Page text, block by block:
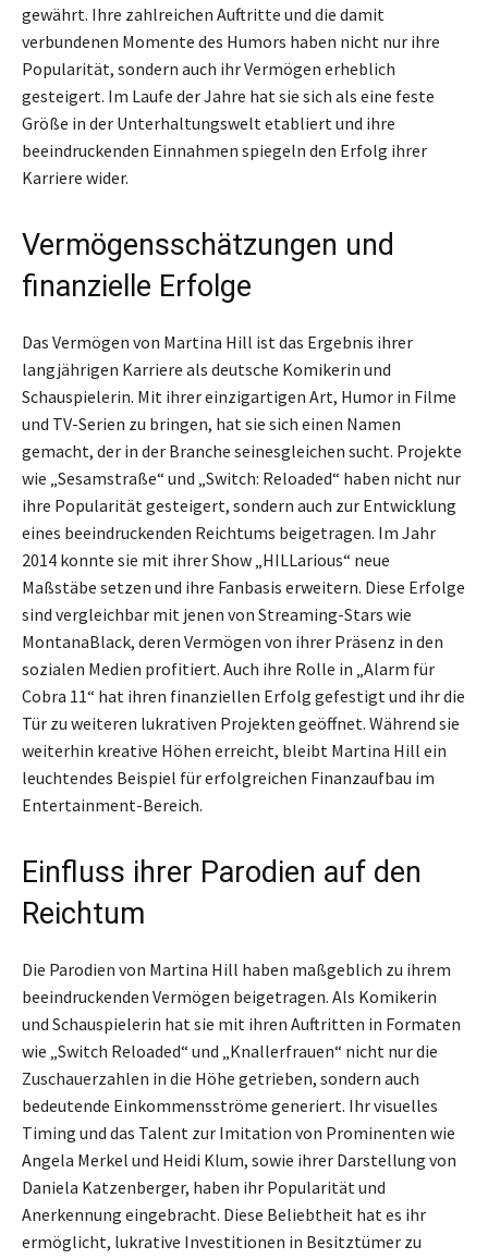
gewährt. Ihre zahlreichen Auftritte und die damit
verbundenen Momente des Humors haben nicht nur ihre
Popularität, sondern auch ihr Vermögen erheblich
gesteigert. Im Laufe der Jahre hat sie sich als eine feste
Größe in der Unterhaltungswelt etabliert und ihre
beeindruckenden Einnahmen spiegeln den Erfolg ihrer
Karriere wider.
Vermögensschätzungen und
finanzielle Erfolge
Das Vermögen von Martina Hill ist das Ergebnis ihrer
langjährigen Karriere als deutsche Komikerin und
Schauspielerin. Mit ihrer einzigartigen Art, Humor in Filme
und TV-Serien zu bringen, hat sie sich einen Namen
gemacht, der in der Branche seinesgleichen sucht. Projekte
wie „Sesamstraße“ und „Switch: Reloaded“ haben nicht nur
ihre Popularität gesteigert, sondern auch zur Entwicklung
eines beeindruckenden Reichtums beigetragen. Im Jahr
2014 konnte sie mit ihrer Show „HILLarious“ neue
Maßstäbe setzen und ihre Fanbasis erweitern. Diese Erfolge
sind vergleichbar mit jenen von Streaming-Stars wie
MontanaBlack, deren Vermögen von ihrer Präsenz in den
sozialen Medien profitiert. Auch ihre Rolle in „Alarm für
Cobra 11“ hat ihren finanziellen Erfolg gefestigt und ihr die
Tür zu weiteren lukrativen Projekten geöffnet. Während sie
weiterhin kreative Höhen erreicht, bleibt Martina Hill ein
leuchtendes Beispiel für erfolgreichen Finanzaufbau im
Entertainment-Bereich.
Einfluss ihrer Parodien auf den
Reichtum
Die Parodien von Martina Hill haben maßgeblich zu ihrem
beeindruckenden Vermögen beigetragen. Als Komikerin
und Schauspielerin hat sie mit ihren Auftritten in Formaten
wie „Switch Reloaded“ und „Knallerfrauen“ nicht nur die
Zuschauerzahlen in die Höhe getrieben, sondern auch
bedeutende Einkommensströme generiert. Ihr visuelles
Timing und das Talent zur Imitation von Prominenten wie
Angela Merkel und Heidi Klum, sowie ihrer Darstellung von
Daniela Katzenberger, haben ihr Popularität und
Anerkennung eingebracht. Diese Beliebtheit hat es ihr
ermöglicht, lukrative Investitionen in Besitztümer zu